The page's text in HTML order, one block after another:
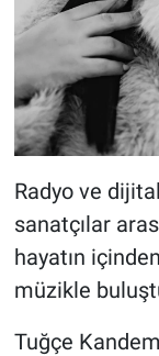
Radyo ve
sanatçılar
hayatın
müzikle
Tuğçe